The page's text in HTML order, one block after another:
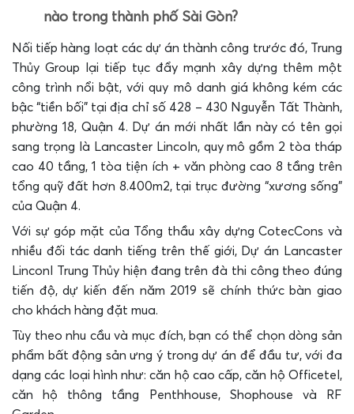
nào trong thành phố Sài Gòn?
Nối tiếp hàng loạt các dự án thành công trước đó, Trung
Thủy Group lại tiếp tục đẩy mạnh xây dựng thêm một
công trình nổi bật, với quy mô danh giá không kém các
bậc “tiền bối” tại địa chỉ số 428 – 430 Nguyễn Tất Thành,
phường 18, Quận 4. Dự án mới nhất lần này có tên gọi
sang trọng là Lancaster Lincoln, quy mô gồm 2 tòa tháp
cao 40 tầng, 1 tòa tiện ích + văn phòng cao 8 tầng trên
tổng quỹ đất hơn 8.400m2, tại trục đường “xương sống”
của Quận 4.
Với sự góp mặt của Tổng thầu xây dựng CotecCons và
nhiều đối tác danh tiếng trên thế giới, Dự án Lancaster
Linconl Trung Thủy hiện đang trên đà thi công theo đúng
tiến độ, dự kiến đến năm 2019 sẽ chính thức bàn giao
cho khách hàng đặt mua.
Tùy theo nhu cầu và mục đích, bạn có thể chọn dòng sản
phẩm bất động sản ưng ý trong dự án để đầu tư, với đa
dạng các loại hình như: căn hộ cao cấp, căn hộ Officetel,
căn hộ thông tầng Penthhouse, Shophouse và RF